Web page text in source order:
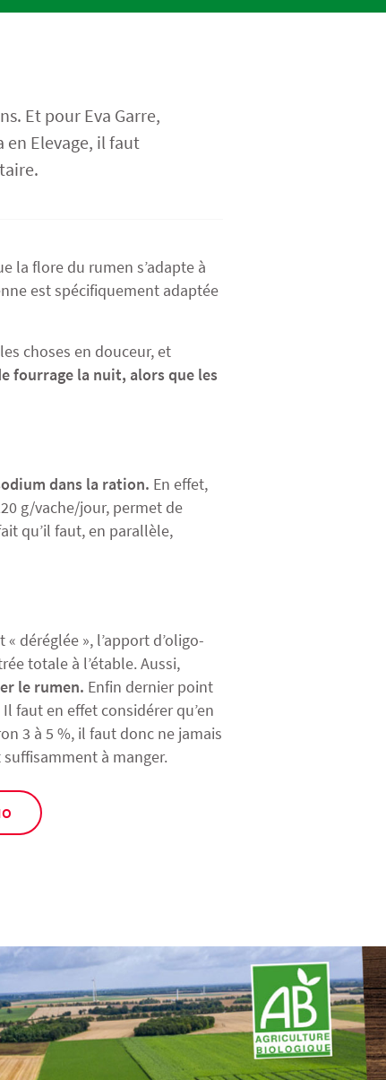
Et pour Eva Garre,
en Elevage, il faut
la flore du rumen s’adapte à
est spécifiquement adaptée
choses en douceur, et
fourrage la nuit, alors que les
dans la ration. En effet,
g/vache/jour, permet de
qu’il faut, en parallèle,
déréglée », l’apport d’oligo-
totale à l’étable. Aussi,
le rumen. Enfin dernier point
faut en effet considérer qu’en
3 à 5 %, il faut donc ne jamais
à manger.